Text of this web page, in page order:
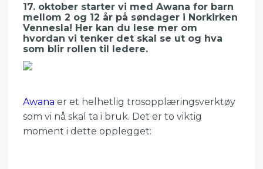
17. oktober starter vi med Awana for barn
mellom 2 og 12 år på søndager i Norkirken
Vennesla! Her kan du lese mer om
hvordan vi tenker det skal se ut og hva
som blir rollen til ledere.
Awana er et helhetlig trosopplæringsverktøy
som vi nå skal ta i bruk. Det er to viktig
moment i dette opplegget: